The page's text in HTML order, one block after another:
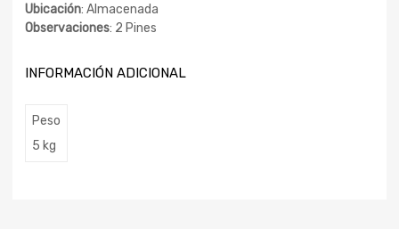
Ubicación: Almacenada
Observaciones: 2 Pines
INFORMACIÓN ADICIONAL
Peso
5 kg